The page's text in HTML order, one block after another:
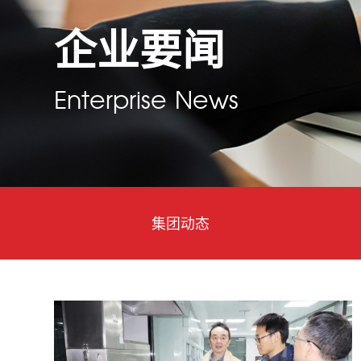
企业要闻
Enterprise News
集团动态